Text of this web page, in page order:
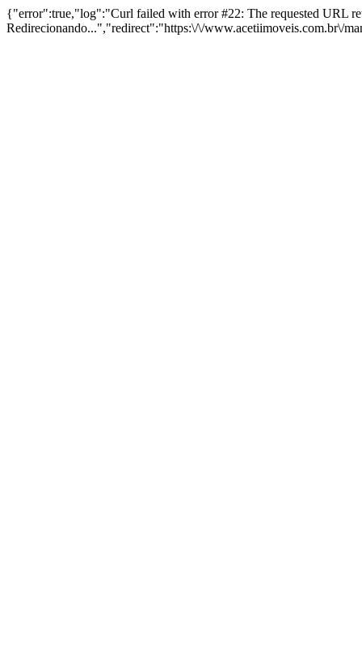
{"error":true,"log":"Curl failed with error #22: The requested URL
Redirecionando...","redirect":"https:\/\/www.acetiimoveis.com.br\/